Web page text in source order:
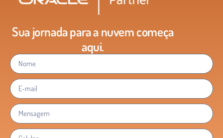
Sua jornada para a nuvem começa
aqui.